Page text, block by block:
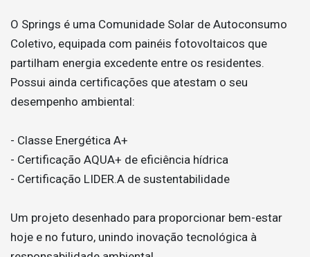
O Springs é uma Comunidade Solar de Autoconsumo
Coletivo, equipada com painéis fotovoltaicos que
partilham energia excedente entre os residentes.
Possui ainda certificações que atestam o seu
desempenho ambiental:
- Classe Energética A+
- Certificação AQUA+ de eficiência hídrica
- Certificação LIDER.A de sustentabilidade
Um projeto desenhado para proporcionar bem-estar
hoje e no futuro, unindo inovação tecnológica à